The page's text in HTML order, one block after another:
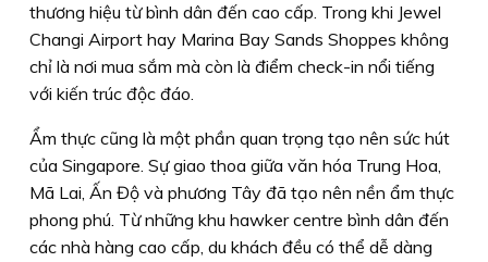
thương hiệu từ bình dân đến cao cấp. Trong khi Jewel
Changi Airport hay Marina Bay Sands Shoppes không
chỉ là nơi mua sắm mà còn là điểm check-in nổi tiếng
với kiến trúc độc đáo.
Ẩm thực cũng là một phần quan trọng tạo nên sức hút
của Singapore. Sự giao thoa giữa văn hóa Trung Hoa,
Mã Lai, Ấn Độ và phương Tây đã tạo nên nền ẩm thực
phong phú. Từ những khu hawker centre bình dân đến
các nhà hàng cao cấp, du khách đều có thể dễ dàng